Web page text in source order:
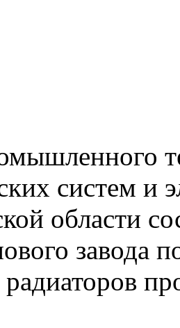
систем и
области
завода